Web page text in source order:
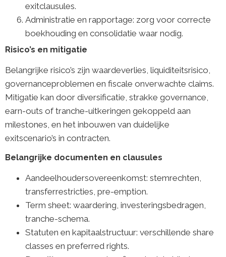
exitclausules.
Administratie en rapportage: zorg voor correcte
boekhouding en consolidatie waar nodig.
Risico’s en mitigatie
Belangrijke risico’s zijn waardeverlies, liquiditeitsrisico,
governanceproblemen en fiscale onverwachte claims.
Mitigatie kan door diversificatie, strakke governance,
earn-outs of tranche-uitkeringen gekoppeld aan
milestones, en het inbouwen van duidelijke
exitscenario’s in contracten.
Belangrijke documenten en clausules
Aandeelhoudersovereenkomst: stemrechten,
transferrestricties, pre-emption.
Term sheet: waardering, investeringsbedragen,
tranche-schema.
Statuten en kapitaalstructuur: verschillende share
classes en preferred rights.